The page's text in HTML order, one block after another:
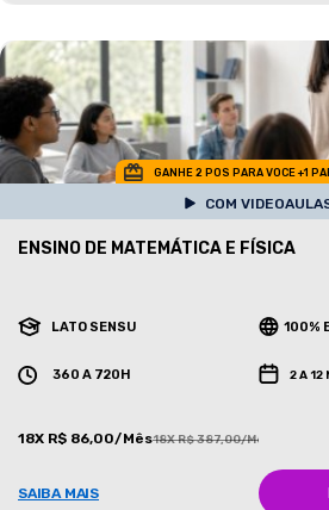
GANHE 2 POS PARA VOCE +1
COM
ENSINO DE MATEMÁTICA E FÍSICA
LATO SENSU 100%
360 A 720H 2 A 12
18X R$ 86,00/Mês18X R$ 387,00/Mês
SAIBA MAIS